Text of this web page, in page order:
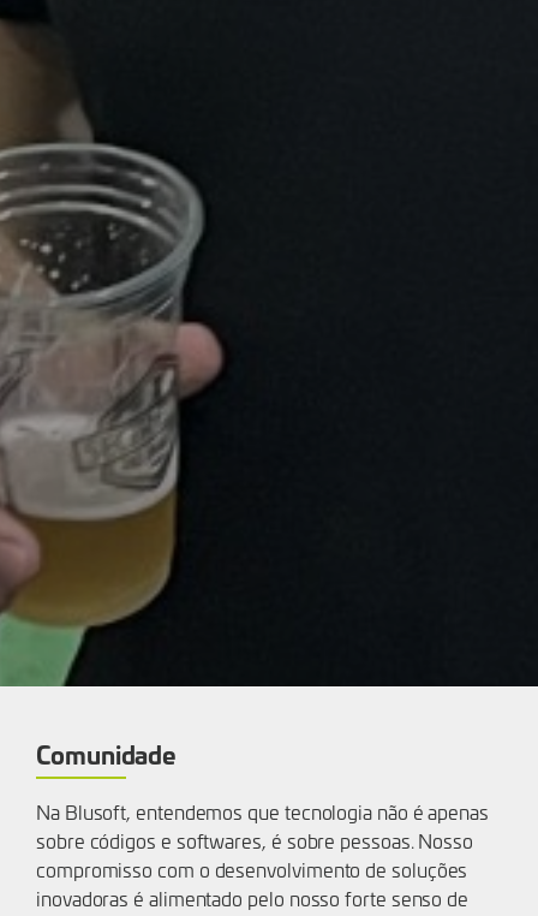
Comunidade
Na Blusoft, entendemos que tecnologia não é apenas
sobre códigos e softwares, é sobre pessoas. Nosso
compromisso com o desenvolvimento de soluções
inovadoras é alimentado pelo nosso forte senso de